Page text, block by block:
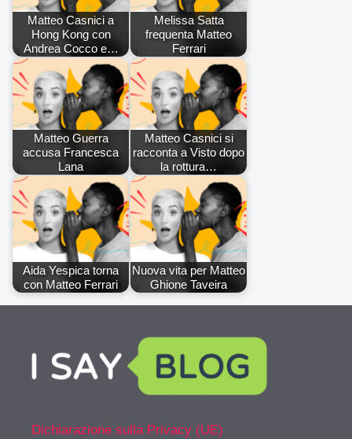
Matteo Casnici a
Hong Kong con
Andrea Cocco e…
Melissa Satta
frequenta Matteo
Ferrari
Matteo Guerra
accusa Francesca
Lana
Matteo Casnici si
racconta a Visto dopo
la rottura…
Aida Yespica torna
con Matteo Ferrari
Nuova vita per Matteo
Ghione Taveira
Dichiarazione sulla Privacy (UE)